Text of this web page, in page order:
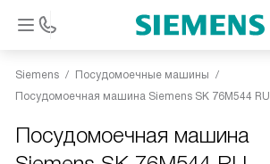
Siemens
Посудомоечные машины
Посудомоечная машина Siemens SK 76M544 RU
Посудомоечная машина